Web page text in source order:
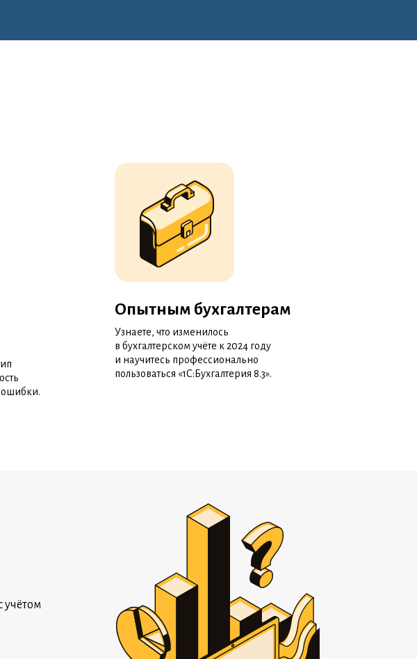
ошибки.
Узнаете, что изменилось
в бухгалтерском учёте к 2024 году
и научитесь профессионально
пользоваться «1С:Бухгалтерия 8.3».
Опытным бухгалтерам
учётом